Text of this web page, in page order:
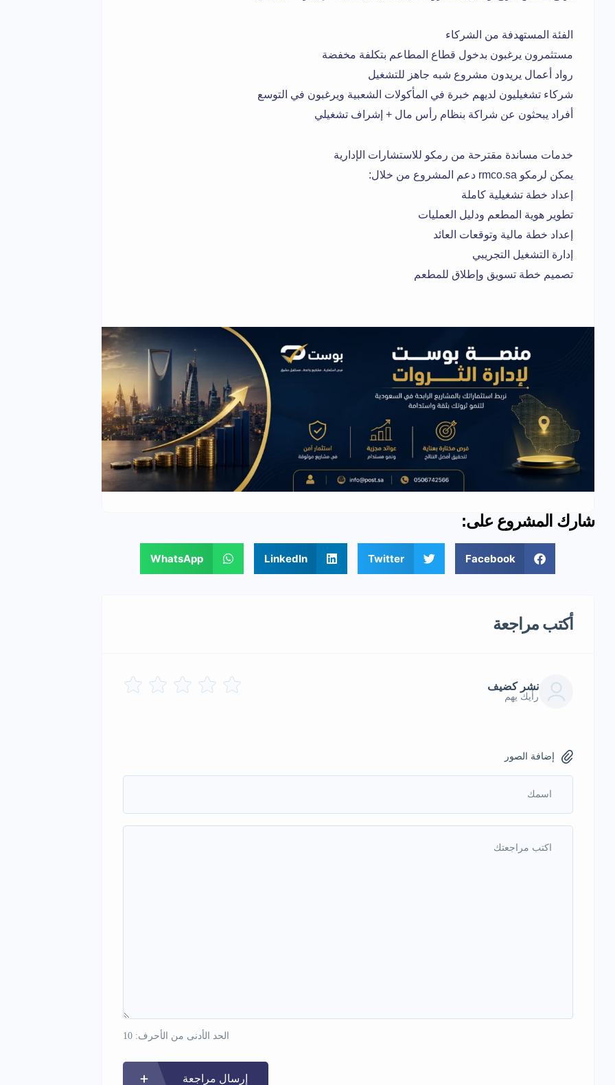
الفئة المستهدفة من الشركاء
مستثمرون يرغبون بدخول قطاع المطاعم بتكلفة مخفضة
رواد أعمال يريدون مشروع شبه جاهز للتشغيل
شركاء تشغيليون لديهم خبرة في المأكولات الشعبية ويرغبون في التوسع
أفراد يبحثون عن شراكة بنظام رأس مال + إشراف تشغيلي
خدمات مساندة مقترحة من رمكو للاستشارات الإدارية
يمكن لرمكو rmco.sa دعم المشروع من خلال:
إعداد خطة تشغيلية كاملة
تطوير هوية المطعم ودليل العمليات
إعداد خطة مالية وتوقعات العائد
إدارة التشغيل التجريبي
تصميم خطة تسويق وإطلاق للمطعم
شارك المشروع على:
Facebook
Twitter
LinkedIn
WhatsApp
أكتب مراجعة
نشر كضيف
رأيك يهم
إضافة الصور
الحد الأدنى من الأحرف: 10
إرسال مراجعة